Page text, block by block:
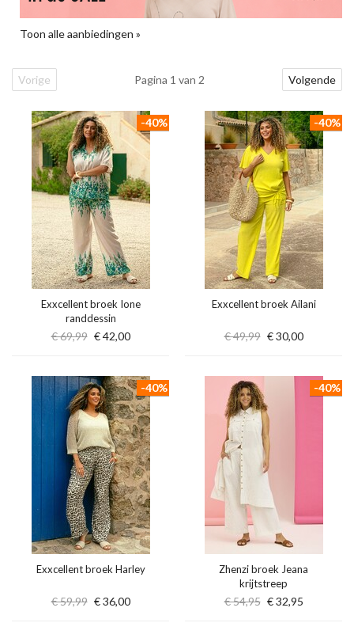
Toon alle aanbiedingen »
Vorige Pagina 1 van 2 Volgende
Exxcellent broek Ione
randdessin
€ 69,99 € 42,00
-40%
Exxcellent broek Ailani
€ 49,99 € 30,00
-40%
Exxcellent broek Harley
€ 59,99 € 36,00
-40%
Zhenzi broek Jeana
krijtstreep
€ 54,95 € 32,95
-40%